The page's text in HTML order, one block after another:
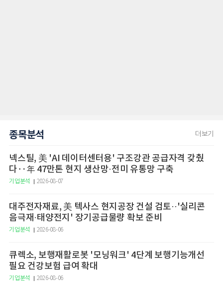
종목분석 더보기
넥스틸, 美 'AI 데이터센터용' 구조강관 공급자격 갖췄
다‥年 47만톤 현지 생산망·전미 유통망 구축
기업분석 2026-08-07
대주전자재료, 美 텍사스 현지공장 건설 검토··'실리콘
음극재·태양전지' 장기공급물량 확보 준비
기업분석 2026-08-06
큐렉소, 보행재활로봇 '모닝워크' 4단계 보행기능개선
필요 건강보험 급여 확대
기업분석 2026-08-06